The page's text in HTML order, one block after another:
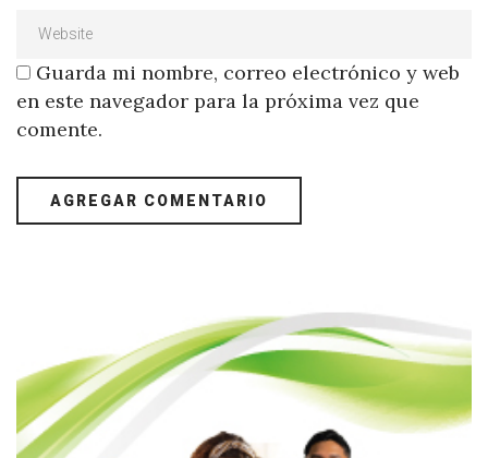
Guarda mi nombre, correo electrónico y web
en este navegador para la próxima vez que
comente.